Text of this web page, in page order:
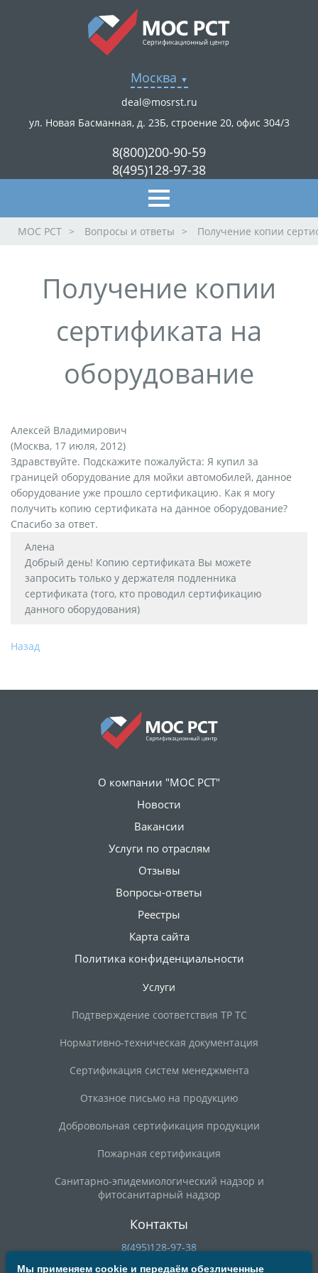
Москва
deal@mosrst.ru
ул. Новая Басманная, д. 23Б, строение 20, офис 304/3
8(800)200-90-59
8(495)128-97-38
МОС РСТ > Вопросы и ответы > Получение копии
Получение копии
сертификата на
оборудование
Алексей Владимирович
(Москва, 17 июля, 2012)
Здравствуйте. Подскажите пожалуйста: Я купил за
границей оборудование для мойки автомобилей, данное
оборудование уже прошло сертификацию. Как я могу
получить копию сертификата на данное оборудование?
Спасибо за ответ.
Алена
Добрый день! Копию сертификата Вы можете
запросить только у держателя подленника
сертификата (того, кто проводил сертификацию
данного оборудования)
Назад
О компании "МОС РСТ"
Новости
Вакансии
Услуги по отраслям
Отзывы
Вопросы-ответы
Реестры
Карта сайта
Политика конфиденциальности
Услуги
Подтверждение соответствия ТР ТС
Нормативно-техническая документация
Сертификация систем менеджмента
Отказное письмо на продукцию
Добровольная сертификация продукции
Пожарная сертификация
Санитарно-эпидемиологический надзор и
фитосанитарный надзор
Контакты
8(495)128-97-38
8(800)200-90-59
Мы применяем cookie и передаём обезличенные